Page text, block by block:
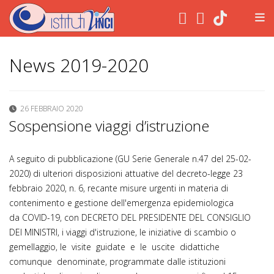
.
News 2019-2020
26 FEBBRAIO 2020
Sospensione viaggi d’istruzione
A seguito di pubblicazione (GU Serie Generale n.47 del 25-02-
2020) di ulteriori disposizioni attuative del decreto-legge 23
febbraio 2020, n. 6, recante misure urgenti in materia di
contenimento e gestione dell'emergenza epidemiologica
da COVID-19, con DECRETO DEL PRESIDENTE DEL CONSIGLIO
DEI MINISTRI, i viaggi d'istruzione, le iniziative di scambio o
gemellaggio, le visite guidate e le uscite didattiche
comunque denominate, programmate dalle istituzioni